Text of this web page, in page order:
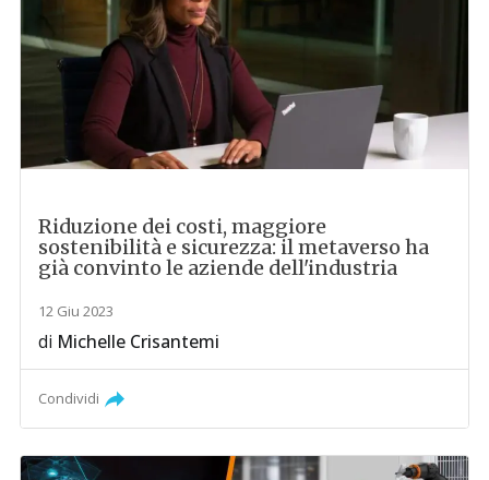
Riduzione dei costi, maggiore
sostenibilità e sicurezza: il metaverso ha
già convinto le aziende dell'industria
12 Giu 2023
di Michelle Crisantemi
Condividi